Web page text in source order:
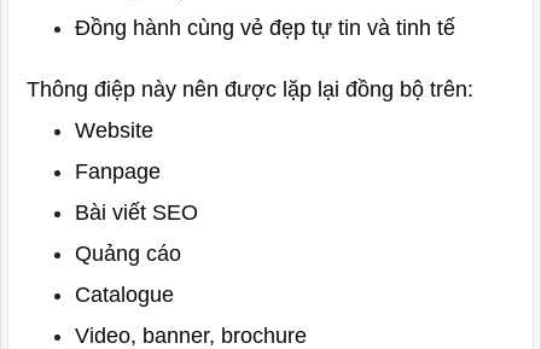
Đồng hành cùng vẻ đẹp tự tin và tinh tế
Thông điệp này nên được lặp lại đồng bộ trên:
Website
Fanpage
Bài viết SEO
Quảng cáo
Catalogue
Video, banner, brochure